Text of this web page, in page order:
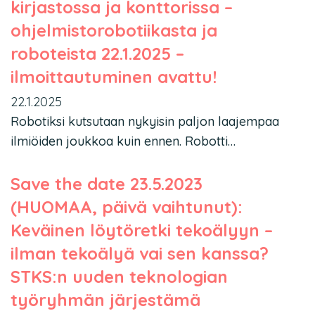
kirjastossa ja konttorissa –
ohjelmistorobotiikasta ja
roboteista 22.1.2025 –
ilmoittautuminen avattu!
22.1.2025
Robotiksi kutsutaan nykyisin paljon laajempaa
ilmiöiden joukkoa kuin ennen. Robotti…
Save the date 23.5.2023
(HUOMAA, päivä vaihtunut):
Keväinen löytöretki tekoälyyn –
ilman tekoälyä vai sen kanssa?
STKS:n uuden teknologian
työryhmän järjestämä